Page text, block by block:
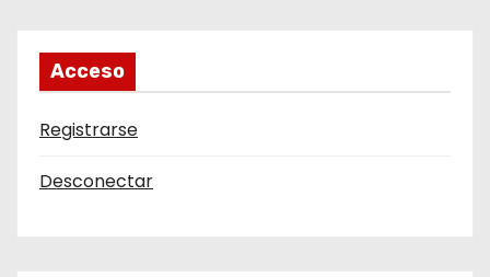
Acceso
Registrarse
Desconectar